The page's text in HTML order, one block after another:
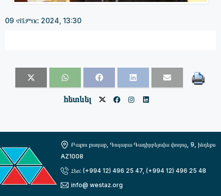
09 ኖቬምበር 2024, 13:30
հետևել
Բաքու քաղաք, Գուլարա Գադիրբեյովա փողոց, 9, ինդեքս
AZ1008
Հեռ: (+994 12) 496 25 47, (+994 12) 496 25 48
info@ westaz.org